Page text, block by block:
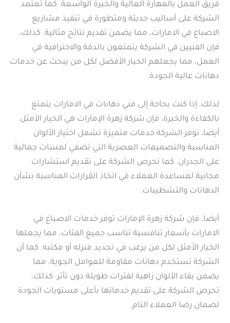
فريق العمل بالمهارة العالية والخبرة الواسعة. كما تعتمد
الشركة على أساليب حديثة ومتطورة في تنفيذ مشاريع
الاصباغ في الامارات، مما يضمن تقديم نتائج مثالية. كذلك،
فإن الفنيين في الشركة يتمتعون بالدقة والاحترافية في
العمل، مما يجعلهم الخيار الأفضل لكل من يبحث عن خدمات
دهانات عالية الجودة.
لذلك، إذا كنت بحاجة إلى فني دهانات في الامارات يتمتع
بالكفاءة والخبرة، فإن شركة زهرة الإمارات هي الخيار الأمثل.
أيضا، توفر الشركة خدمات متميزة تشمل اختيار الألوان
المناسبة والتصميمات العصرية التي تضفي لمسات جمالية
على الجدران. كما تحرص الشركة على تقديم استشارات
مجانية لمساعدة العملاء في اتخاذ القرارات المناسبة بشأن
الدهانات والتشطيبات.
أيضا، فإن شركة زهرة الإمارات توفر خدمات الاصباغ في
الامارات بأسعار تنافسية تناسب جميع الفئات، مما يجعلها
الخيار الأمثل لكل من يرغب في تجديد منزله أو مكتبه. كما أن
الشركة تستخدم دهانات مقاومة للعوامل الجوية، مما
يضمن بقاء الألوان زاهية لفترات طويلة دون تأثر. كذلك،
تحرص الشركة على تقديم خدماتها بأعلى مستويات الجودة
لضمان رضا العملاء التام.